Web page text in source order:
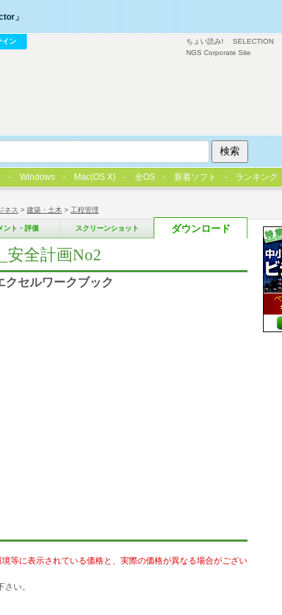
ネス > 建築・土木 > 工程管理
ント・評価 スクリーンショット ダウンロード
安全計画No2
セルワークブック
等に表示されている価格と、実際の価格が異なる場合がござい
さい。
ちょい読み! SELECTION
NGS Corporate Site
」
イン
Windows Mac(OS X) 全OS 新着ソフト ランキング